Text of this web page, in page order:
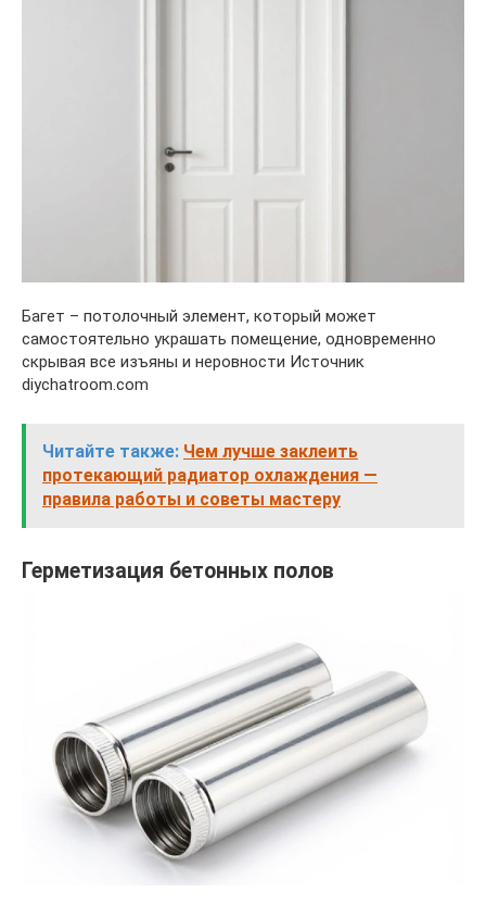
Багет – потолочный элемент, который может
самостоятельно украшать помещение, одновременно
скрывая все изъяны и неровности Источник
diychatroom.com
Читайте также: Чем лучше заклеить
протекающий радиатор охлаждения —
правила работы и советы мастеру
Герметизация бетонных полов